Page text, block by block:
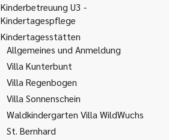
Kinderbetreuung U3 -
Kindertagespflege
Kindertagesstätten
Allgemeines und Anmeldung
Villa Kunterbunt
Villa Regenbogen
Villa Sonnenschein
Waldkindergarten Villa WildWuchs
St. Bernhard